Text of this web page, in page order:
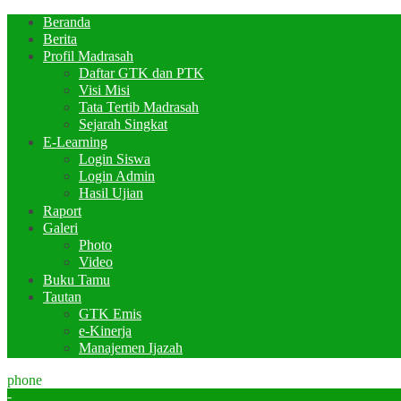
Beranda
Berita
Profil Madrasah
Daftar GTK dan PTK
Visi Misi
Tata Tertib Madrasah
Sejarah Singkat
E-Learning
Login Siswa
Login Admin
Hasil Ujian
Raport
Galeri
Photo
Video
Buku Tamu
Tautan
GTK Emis
e-Kinerja
Manajemen Ijazah
phone
-